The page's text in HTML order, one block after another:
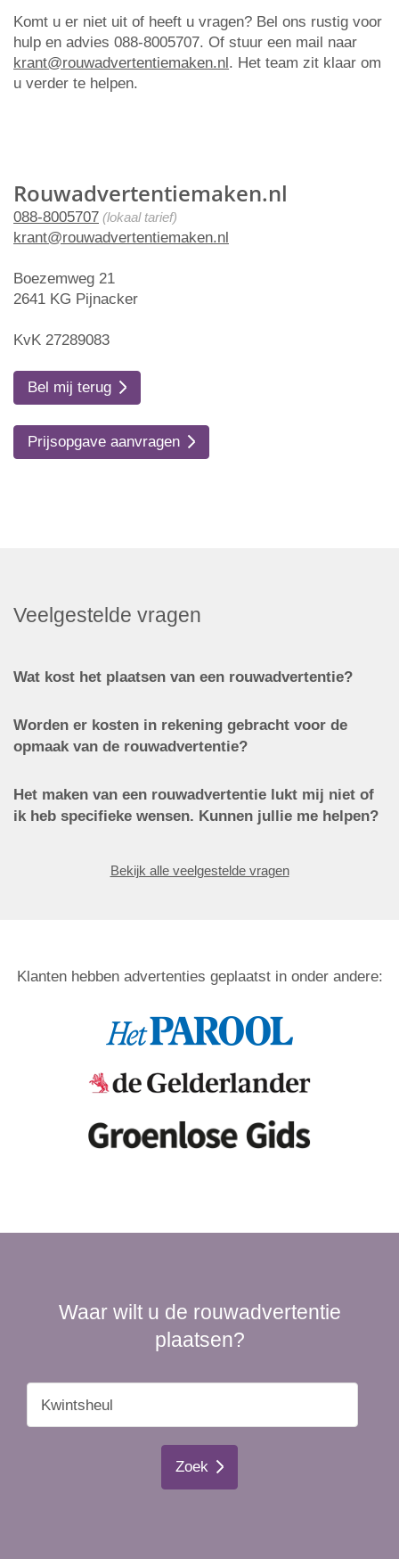
Rouwadvertentiemaken.nl
088-8005707 (lokaal tarief)
krant@rouwadvertentiemaken.nl
Boezemweg 21
2641 KG Pijnacker
KvK 27289083
Bel mij terug
Prijsopgave aanvragen
Komt u er niet uit of heeft u vragen? Bel ons rustig voor
hulp en advies 088-8005707. Of stuur een mail naar
krant@rouwadvertentiemaken.nl. Het team zit klaar om
u verder te helpen.
Veelgestelde vragen
Wat kost het plaatsen van een rouwadvertentie?
Worden er kosten in rekening gebracht voor de
opmaak van de rouwadvertentie?
Het maken van een rouwadvertentie lukt mij niet of
ik heb specifieke wensen. Kunnen jullie me helpen?
Bekijk alle veelgestelde vragen
Klanten hebben advertenties geplaatst in onder andere:
Waar wilt u de rouwadvertentie
plaatsen?
Zoek